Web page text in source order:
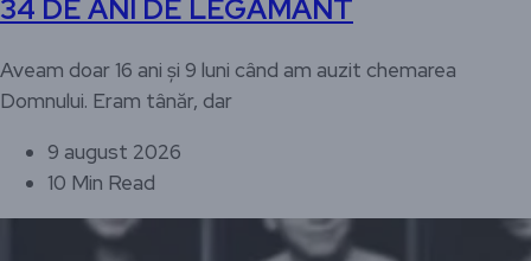
34 DE ANI DE LEGĂMÂNT
Aveam doar 16 ani și 9 luni când am auzit chemarea
Domnului. Eram tânăr, dar
9 august 2026
10 Min Read